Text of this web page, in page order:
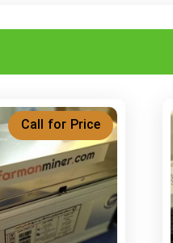
Call for Price